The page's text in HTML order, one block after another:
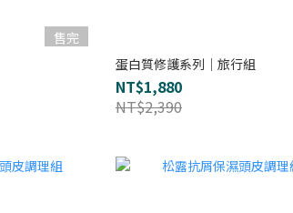
售完
蛋白質修護系列｜旅行組
NT$1,880
NT$2,390